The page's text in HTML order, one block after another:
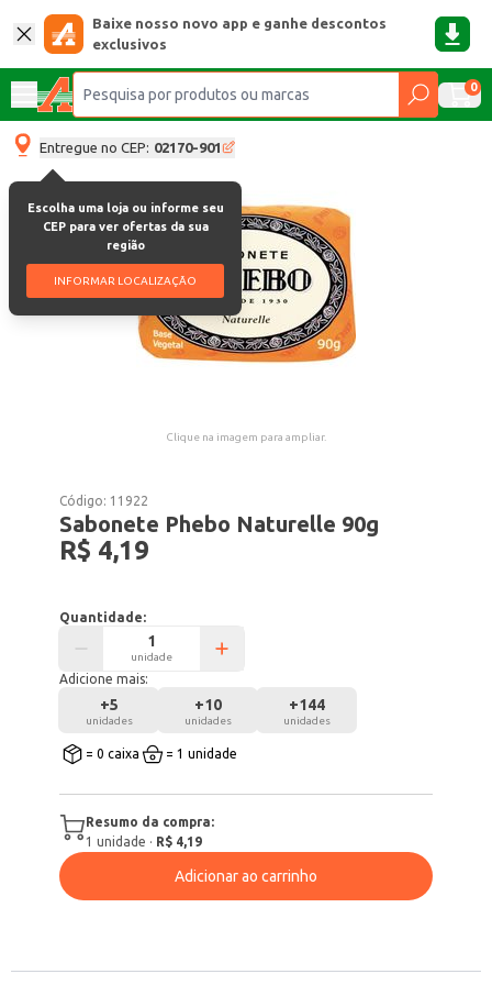
Baixe nosso novo app e ganhe descontos
exclusivos
0
Entregue no CEP: 02170-901
Escolha uma loja ou informe seu
CEP para ver ofertas da sua
região
INFORMAR LOCALIZAÇÃO
Clique na imagem para ampliar.
Código: 11922
Sabonete Phebo Naturelle 90g
R$ 4,19
Quantidade:
unidade
Adicione mais:
+5
unidades
+10
unidades
+144
unidades
= 0 caixa = 1 unidade
Resumo da compra:
1 unidade · R$ 4,19
Adicionar ao carrinho